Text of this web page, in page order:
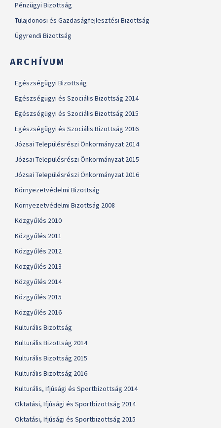
Pénzügyi Bizottság
Tulajdonosi és Gazdaságfejlesztési Bizottság
Ügyrendi Bizottság
ARCHÍVUM
Egészségügyi Bizottság
Egészségügyi és Szociális Bizottság 2014
Egészségügyi és Szociális Bizottság 2015
Egészségügyi és Szociális Bizottság 2016
Józsai Településrészi Önkormányzat 2014
Józsai Településrészi Önkormányzat 2015
Józsai Településrészi Önkormányzat 2016
Környezetvédelmi Bizottság
Környezetvédelmi Bizottság 2008
Közgyűlés 2010
Közgyűlés 2011
Közgyűlés 2012
Közgyűlés 2013
Közgyűlés 2014
Közgyűlés 2015
Közgyűlés 2016
Kulturális Bizottság
Kulturális Bizottság 2014
Kulturális Bizottság 2015
Kulturális Bizottság 2016
Kulturális, Ifjúsági és Sportbizottság 2014
Oktatási, Ifjúsági és Sportbizottság 2014
Oktatási, Ifjúsági és Sportbizottság 2015